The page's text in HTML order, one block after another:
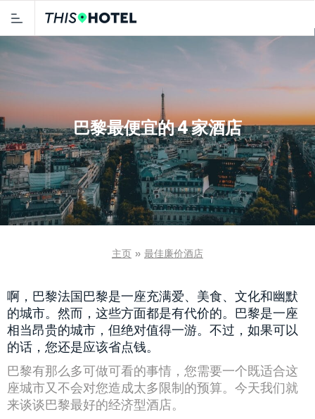
巴黎最便宜的 4 家酒店
主页 » 最佳廉价酒店
啊，巴黎法国巴黎是一座充满爱、美食、文化和幽默
的城市。然而，这些方面都是有代价的。巴黎是一座
相当昂贵的城市，但绝对值得一游。不过，如果可以
的话，您还是应该省点钱。
巴黎有那么多可做可看的事情，您需要一个既适合这
座城市又不会对您造成太多限制的预算。今天我们就
来谈谈巴黎最好的经济型酒店。